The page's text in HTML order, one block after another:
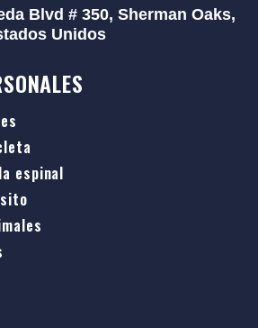
espinal
Blvd # 350, Sherman Oaks,
Unidos